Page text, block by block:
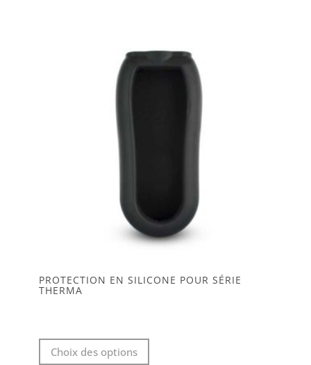
PROTECTION EN SILICONE POUR SÉRIE
THERMA
Choix des options
Ce